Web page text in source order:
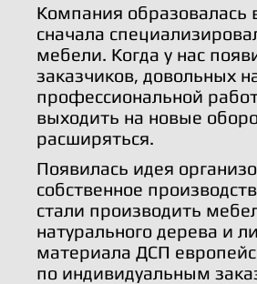
Компания образовалась
сначала
мебели. Когда у нас
заказчиков, довольных
профессиональной
выходить на новые
расширяться.
Появилась идея
собственное
стали производить
натурального дерева и
материала ДСП
по индивидуальным